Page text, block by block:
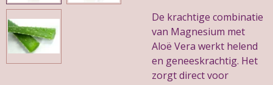
De krachtige combinatie
van Magnesium met
Aloë Vera werkt helend
en geneeskrachtig. Het
zorgt direct voor